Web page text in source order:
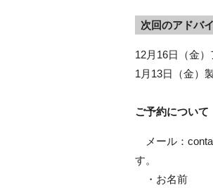
次回のアドバ
12月16日（金
1月13日（金）
ご予約について
メール：
す。
・お名前